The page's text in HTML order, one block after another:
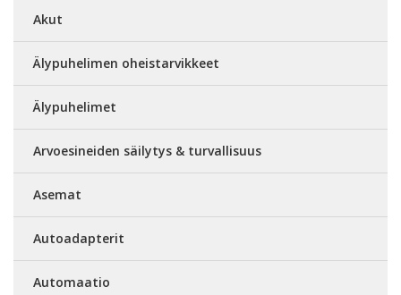
Akut
Älypuhelimen oheistarvikkeet
Älypuhelimet
Arvoesineiden säilytys & turvallisuus
Asemat
Autoadapterit
Automaatio